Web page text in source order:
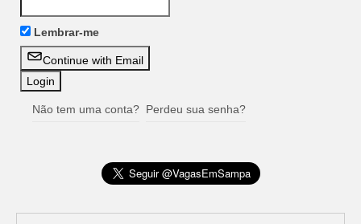
Lembrar-me
Continue with Email
Não tem uma conta? Perdeu sua senha?